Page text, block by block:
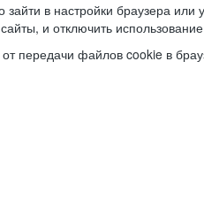
в настройки браузера или
и отключить
от передачи файлов cookie в